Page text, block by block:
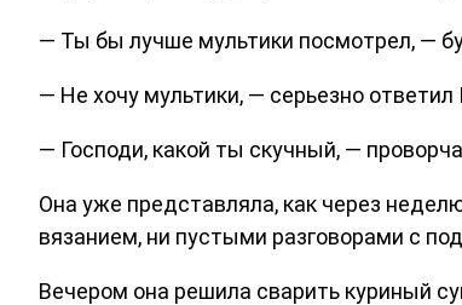
— Ты бы лучше мультики посмотрел, —
— Не хочу мультики, — серьезно
— Господи, какой ты скучный, —
Она уже представляла, как через
вязанием, ни пустыми разговорами с
Вечером она решила сварить куриный